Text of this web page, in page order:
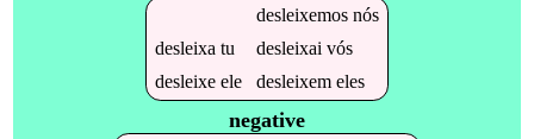
desleixemosnós
desleixa tu desleixai vós
desleixeele desleixemeles
negative